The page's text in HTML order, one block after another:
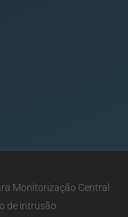
Monitorização Central
de intrusão